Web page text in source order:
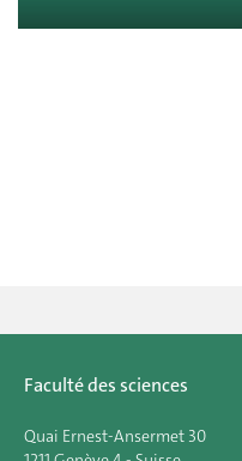
Faculté des sciences
Quai Ernest-Ansermet 30